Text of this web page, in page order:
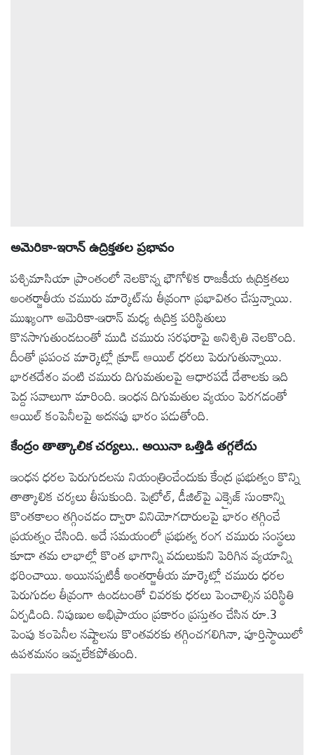
అమెరికా-ఇరాన్ ఉద్రిక్తతల ప్రభావం
పశ్చిమాసియా ప్రాంతంలో నెలకొన్న భౌగోళిక రాజకీయ ఉద్రిక్తతలు
అంతర్జాతీయ చమురు మార్కెట్‌ను తీవ్రంగా ప్రభావితం చేస్తున్నాయి.
ముఖ్యంగా అమెరికా-ఇరాన్ మధ్య ఉద్రిక్త పరిస్థితులు
కొనసాగుతుండటంతో ముడి చమురు సరఫరాపై అనిశ్చితి నెలకొంది.
దీంతో ప్రపంచ మార్కెట్లో క్రూడ్ ఆయిల్ ధరలు పెరుగుతున్నాయి.
భారతదేశం వంటి చమురు దిగుమతులపై ఆధారపడే దేశాలకు ఇది
పెద్ద సవాలుగా మారింది. ఇంధన దిగుమతుల వ్యయం పెరగడంతో
ఆయిల్‌ కంపెనీలపై అదనపు భారం పడుతోంది.
కేంద్రం తాత్కాలిక చర్యలు.. అయినా ఒత్తిడి తగ్గలేదు
ఇంధన ధరల పెరుగుదలను నియంత్రించేందుకు కేంద్ర ప్రభుత్వం కొన్ని
తాత్కాలిక చర్యలు తీసుకుంది. పెట్రోల్‌, డీజిల్‌పై ఎక్సైజ్ సుంకాన్ని
కొంతకాలం తగ్గించడం ద్వారా వినియోగదారులపై భారం తగ్గించే
ప్రయత్నం చేసింది. అదే సమయంలో ప్రభుత్వ రంగ చమురు సంస్థలు
కూడా తమ లాభాల్లో కొంత భాగాన్ని వదులుకుని పెరిగిన వ్యయాన్ని
భరించాయి. అయినప్పటికీ అంతర్జాతీయ మార్కెట్లో చమురు ధరల
పెరుగుదల తీవ్రంగా ఉండటంతో చివరకు ధరలు పెంచాల్సిన పరిస్థితి
ఏర్పడింది. నిపుణుల అభిప్రాయం ప్రకారం ప్రస్తుతం చేసిన రూ.3
పెంపు కంపెనీల నష్టాలను కొంతవరకు తగ్గించగలిగినా, పూర్తిస్థాయిలో
ఉపశమనం ఇవ్వలేకపోతుంది.